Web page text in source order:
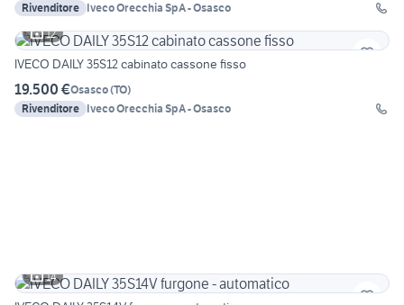
Rivenditore Iveco Orecchia SpA - Osasco
12
IVECO DAILY 35S12 cabinato cassone fisso
19.500 €Osasco(TO)
Rivenditore Iveco Orecchia SpA - Osasco
14